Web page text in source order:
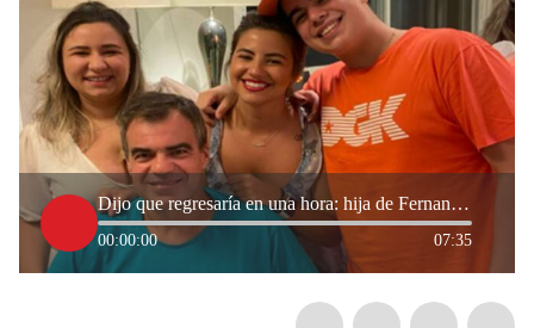
Dijo que regresaría en una hora: hija de Fernando Botti, empresario desaparecido en Maicao
00:00:00 07:35